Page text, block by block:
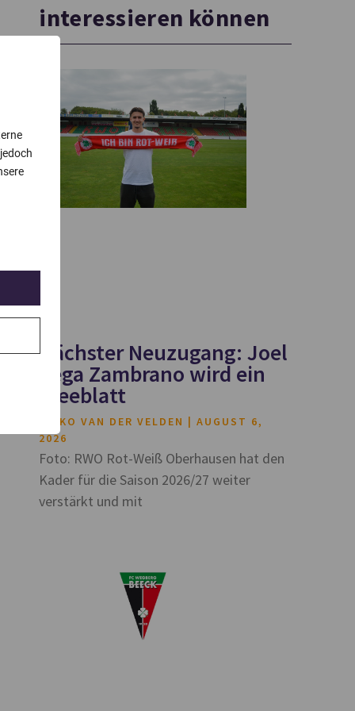
interessieren können
Nächster Neuzugang: Joel
Vega Zambrano wird ein
Kleeblatt
HEIKO VAN DER VELDEN
AUGUST 6,
2026
Foto: RWO Rot-Weiß Oberhausen hat den
Kader für die Saison 2026/27 weiter
verstärkt und mit